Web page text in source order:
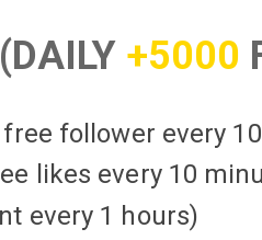
+5000
follower every
likes every 10
every 1 hours)